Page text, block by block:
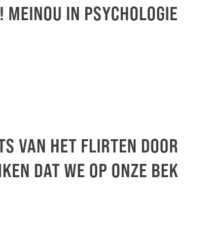
IN PSYCHOLOGIE
VAN HET FLIRTEN DOOR
DAT WE OP ONZE BEK